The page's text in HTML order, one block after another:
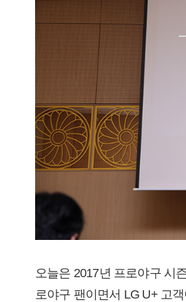
오늘은 2017년 프로야구 시
로야구 팬이면서 LG U+ 고